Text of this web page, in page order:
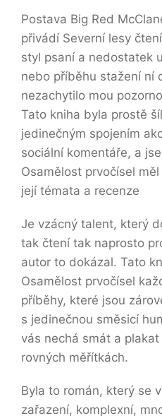
Postava Big Red
přivádí Severní lesy
styl psaní a nedostatek
nebo příběhu stažení ní
nezachytilo mou
Tato kniha byla prostě
jedinečným spojením
sociální komentáře, a
Osamělost prvočísel
její témata a recenze
Je vzácný talent, který
tak čtení tak naprosto
autor to dokázal. Tato
Osamělost prvočísel
příběhy, které jsou
s jedinečnou směsicí
vás nechá smát a
rovných měřítkách.
Byla to román, který se
zařazení, komplexní,